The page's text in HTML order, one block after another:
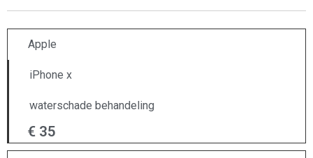
Apple
iPhone x
waterschade behandeling
€ 35